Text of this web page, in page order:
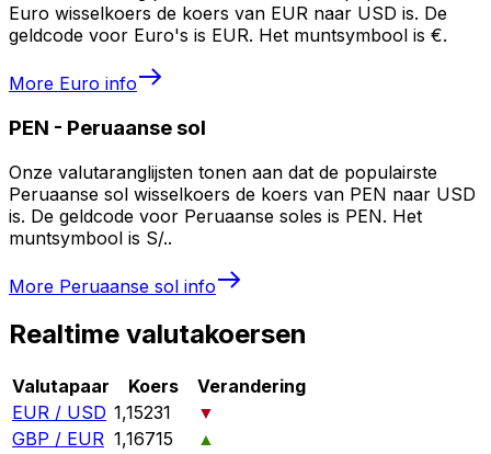
Euro wisselkoers de koers van EUR naar USD is. De
geldcode voor Euro's is EUR. Het muntsymbool is €.
More Euro info
PEN - Peruaanse sol
Onze valutaranglijsten tonen aan dat de populairste
Peruaanse sol wisselkoers de koers van PEN naar USD
is. De geldcode voor Peruaanse soles is PEN. Het
muntsymbool is S/..
More Peruaanse sol info
Realtime valutakoersen
Valutapaar Koers
Verandering
EUR / USD 1,15231
▼
GBP / EUR 1,16715
▲